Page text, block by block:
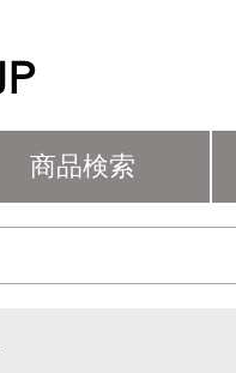
商品検索